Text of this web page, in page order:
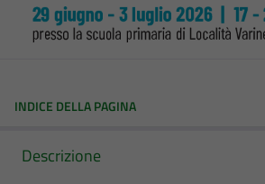
INDICE DELLA PAGINA
Descrizione